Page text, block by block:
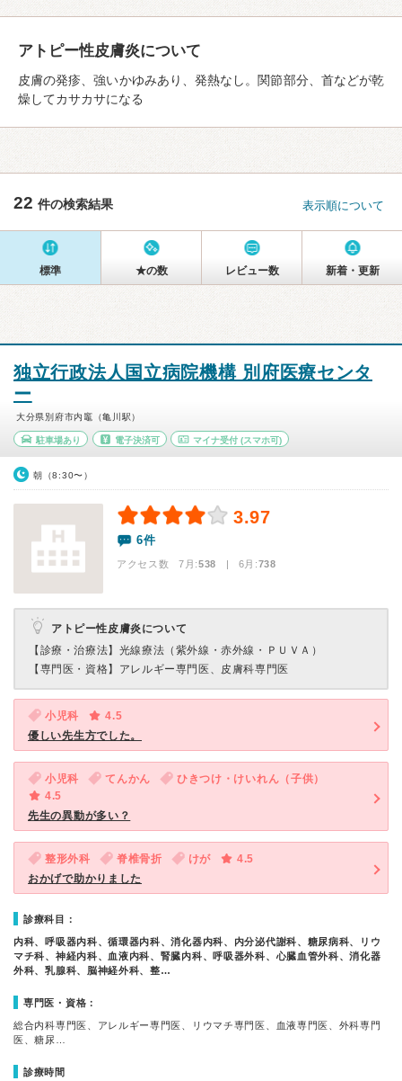
アトピー性皮膚炎について
皮膚の発疹、強いかゆみあり、発熱なし。関節部分、首などが乾
燥してカサカサになる
22 件の検索結果 表示順について
標準 ★の数 レビュー数 新着・更新
独立行政法人国立病院機構 別府医療センタ
ー
大分県別府市内竈（亀川駅）
駐車場あり 電子決済可 マイナ受付 (スマホ可)
朝（8:30〜）
3.97
6件
アクセス数 7月:538 | 6月:738
アトピー性皮膚炎について
【診療・治療法】 光線療法（紫外線・赤外線・ＰＵＶＡ）
【専門医・資格】 アレルギー専門医、皮膚科専門医
小児科
4.5
優しい先生方でした。
小児科 てんかん
ひきつけ・けいれん（子供）
4.5
先生の異動が多い？
整形外科 脊椎骨折 けが
4.5
おかげで助かりました
診療科目：
内科、呼吸器内科、循環器内科、消化器内科、内分泌代謝科、糖尿病科、リウ
マチ科、神経内科、血液内科、腎臓内科、呼吸器外科、心臓血管外科、消化器
外科、乳腺科、脳神経外科、整…
専門医・資格：
総合内科専門医、アレルギー専門医、リウマチ専門医、血液専門医、外科専門
医、糖尿…
診療時間